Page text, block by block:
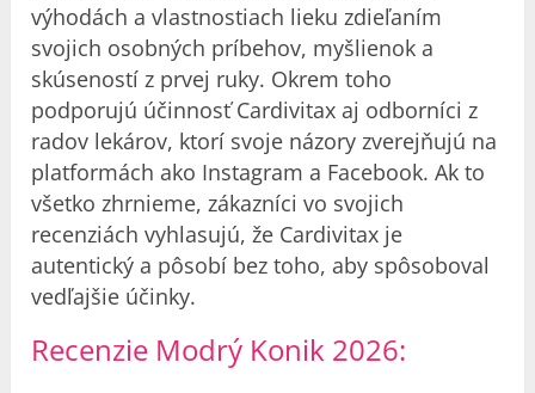
výhodách a vlastnostiach lieku zdieľaním
svojich osobných príbehov, myšlienok a
skúseností z prvej ruky. Okrem toho
podporujú účinnosť Cardivitax aj odborníci z
radov lekárov, ktorí svoje názory zverejňujú na
platformách ako Instagram a Facebook. Ak to
všetko zhrnieme, zákazníci vo svojich
recenziách vyhlasujú, že Cardivitax je
autentický a pôsobí bez toho, aby spôsoboval
vedľajšie účinky.
Recenzie Modrý Konik 2026: